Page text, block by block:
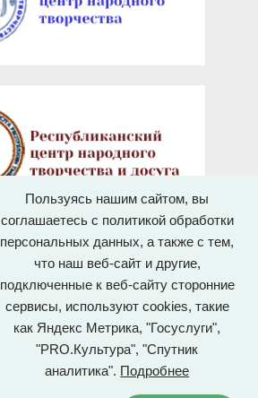
Пользуясь нашим сайтом, вы
соглашаетесь с политикой обработки
персональных данных, а также с тем,
что наш веб-сайт и другие,
подключенные к веб-сайту сторонние
сервисы, используют cookies, такие
как Яндекс Метрика, "Госуслуги",
"PRO.Культура", "Спутник
аналитика". Подробнее